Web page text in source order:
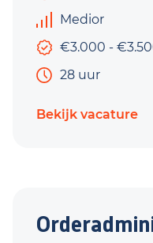
Medior
€3.000 -
28 uur
Bekijk vacature